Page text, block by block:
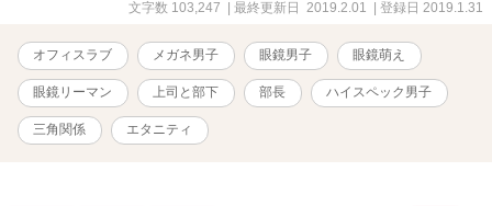
でも自分に正直な、真っ直ぐな男 × 東藤春熙（とうどう はるき）
愛乃の婚約者 親の七光りもあるが、仕事は基本、できる人 優しい。
優しすぎて、親のプレッシャーが重荷 愛乃を過剰なまでに溺愛して
いる 実は……？？ スイートな婚約者とビターな上司。 愛乃が選ぶの
は、どっち……？
文字数 103,247 | 最終更新日 2019.2.01 | 登録日 2019.1.31
オフィスラブ メガネ男子 眼鏡男子 眼鏡萌え
眼鏡リーマン 上司と部下 部長 ハイスペック男子
三角関係 エタニティ